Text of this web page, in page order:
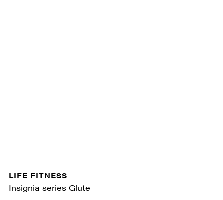
LIFE FITNESS
Insignia series Glute